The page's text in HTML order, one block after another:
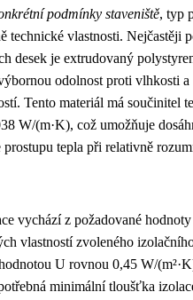
podmínky staveniště, typ
technické vlastnosti. Nejčastěji
desek je extrudovaný
odolnost proti vlhkosti
Tento materiál má součinitel
W/(m·K), což umožňuje
tepla při relativně
vychází z požadované
vlastností zvoleného
U rovnou 0,45 W/
minimální tloušťka